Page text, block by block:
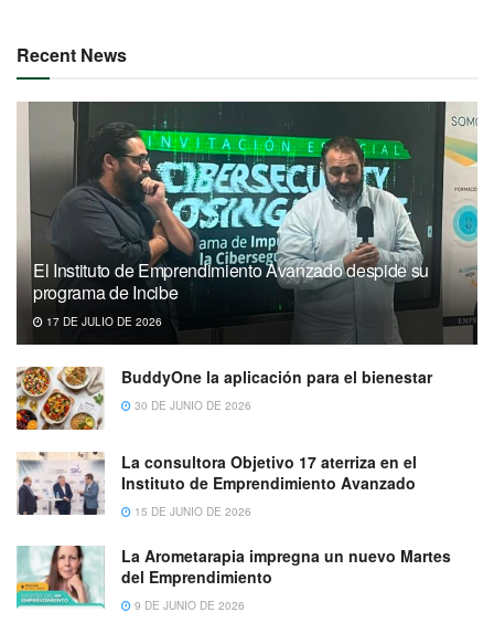
Recent News
El Instituto de Emprendimiento Avanzado despide su
programa de Incibe
17 DE JULIO DE 2026
BuddyOne la aplicación para el bienestar
30 DE JUNIO DE 2026
La consultora Objetivo 17 aterriza en el
Instituto de Emprendimiento Avanzado
15 DE JUNIO DE 2026
La Arometarapia impregna un nuevo Martes
del Emprendimiento
9 DE JUNIO DE 2026